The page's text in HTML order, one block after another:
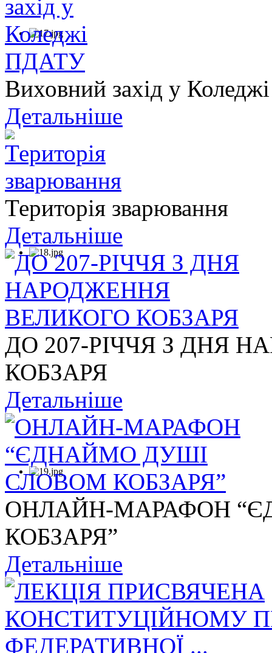
Виховний захід у
Детальніше
Територія зварювання
Детальніше
ДО 207-РІЧЧЯ З ДНЯ
КОБЗАРЯ
Детальніше
ОНЛАЙН-МАРАФОН
КОБЗАРЯ”
Детальніше